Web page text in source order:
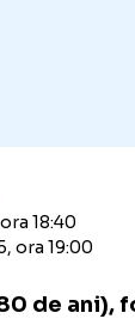
18:40
ora 19:00
de ani),